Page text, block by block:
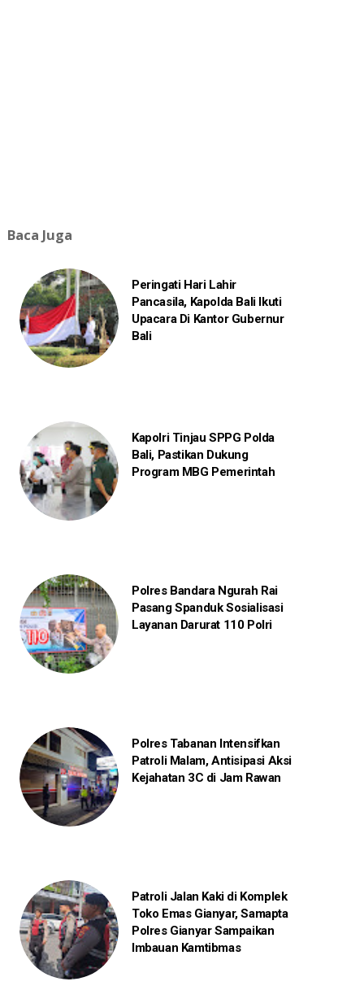
Baca Juga
Peringati Hari Lahir
Pancasila, Kapolda Bali Ikuti
Upacara Di Kantor Gubernur
Bali
Kapolri Tinjau SPPG Polda
Bali, Pastikan Dukung
Program MBG Pemerintah
Polres Bandara Ngurah Rai
Pasang Spanduk Sosialisasi
Layanan Darurat 110 Polri
Polres Tabanan Intensifkan
Patroli Malam, Antisipasi Aksi
Kejahatan 3C di Jam Rawan
Patroli Jalan Kaki di Komplek
Toko Emas Gianyar, Samapta
Polres Gianyar Sampaikan
Imbauan Kamtibmas